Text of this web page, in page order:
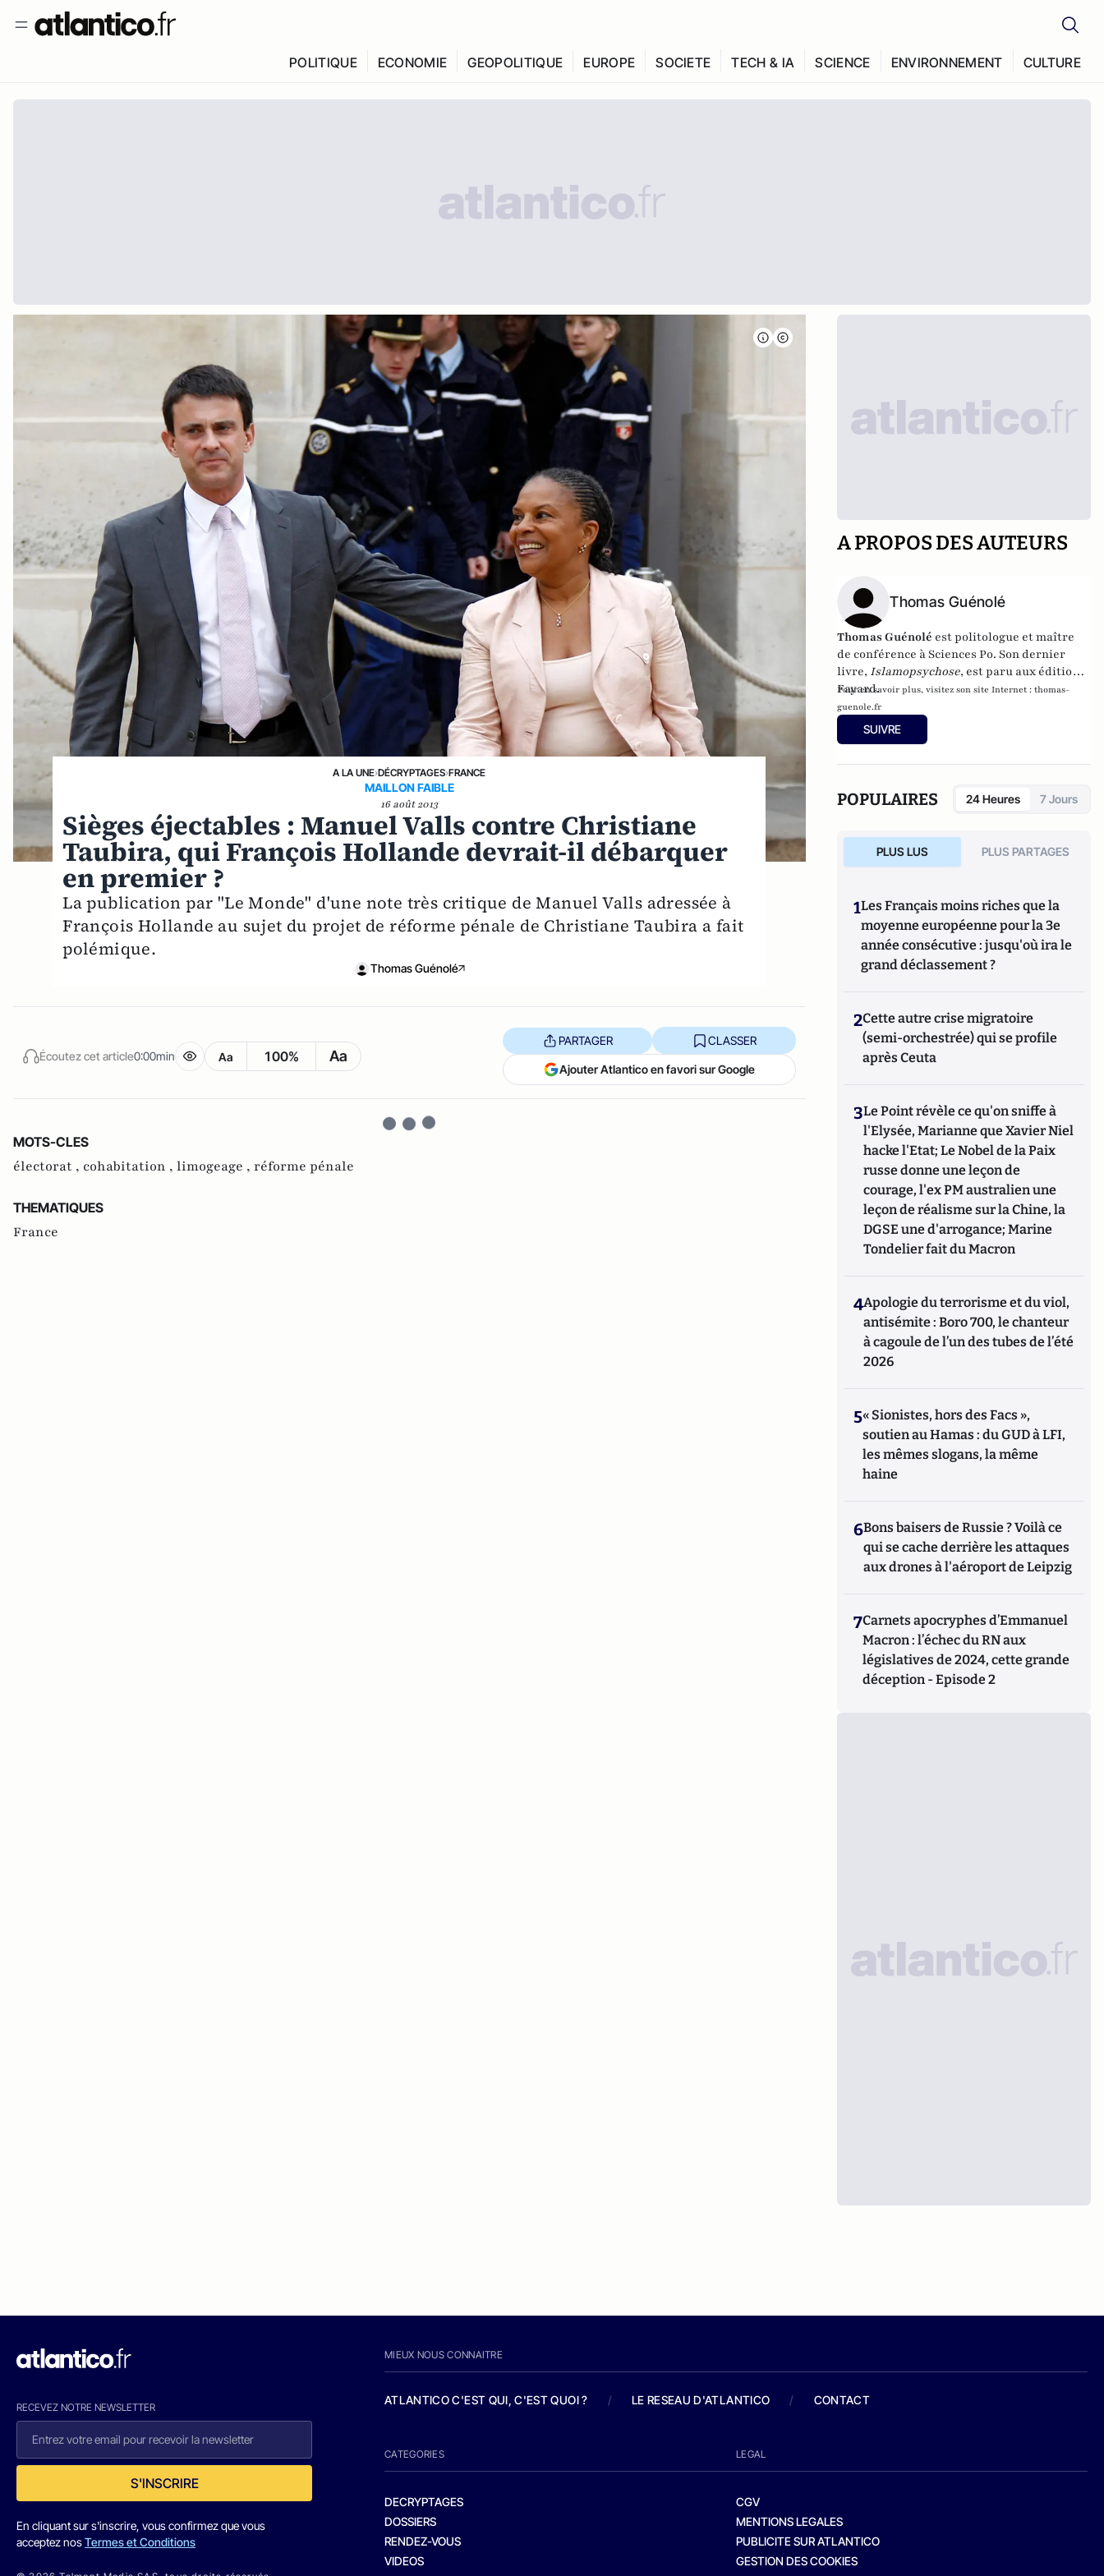
POLITIQUE ECONOMIE GEOPOLITIQUE EUROPE SOCIETE TECH & IA SCIENCE ENVIRONNEMENT CULTURE
A LA UNE›DÉCRYPTAGES›FRANCE
MAILLON FAIBLE
16 août 2013
Sièges éjectables : Manuel Valls contre Christiane
Taubira, qui François Hollande devrait-il débarquer
en premier ?
La publication par "Le Monde" d'une note très critique de Manuel Valls adressée à
François Hollande au sujet du projet de réforme pénale de Christiane Taubira a fait
polémique.
Thomas Guénolé
Écoutez cet article0:00min Aa 100% Aa
PARTAGER CLASSER
Ajouter Atlantico en favori sur Google
MOTS-CLES
électorat , cohabitation , limogeage , réforme pénale
THEMATIQUES
France
A PROPOS DES AUTEURS
Thomas Guénolé
Thomas Guénolé est politologue et maître
de conférence à Sciences Po. Son dernier
livre, Islamopsychose, est paru aux éditions
Fayard.
Pour en savoir plus, visitez son site Internet :thomas-
guenole.fr
SUIVRE
POPULAIRES 24 Heures 7 Jours
PLUS LUS PLUS PARTAGES
1Les Français moins riches que la
moyenne européenne pour la 3e
année consécutive : jusqu'où ira le
grand déclassement ?
2Cette autre crise migratoire
(semi-orchestrée) qui se profile
après Ceuta
3Le Point révèle ce qu'on sniffe à
l'Elysée, Marianne que Xavier Niel
hacke l'Etat; Le Nobel de la Paix
russe donne une leçon de
courage, l'ex PM australien une
leçon de réalisme sur la Chine, la
DGSE une d'arrogance; Marine
Tondelier fait du Macron
4Apologie du terrorisme et du viol,
antisémite : Boro 700, le chanteur
à cagoule de l’un des tubes de l’été
2026
5« Sionistes, hors des Facs »,
soutien au Hamas : du GUD à LFI,
les mêmes slogans, la même
haine
6Bons baisers de Russie ? Voilà ce
qui se cache derrière les attaques
aux drones à l'aéroport de Leipzig
7Carnets apocryphes d’Emmanuel
Macron : l’échec du RN aux
législatives de 2024, cette grande
déception - Episode 2
RECEVEZ NOTRE NEWSLETTER
S'INSCRIRE
En cliquant sur s'inscrire, vous confirmez que vous
acceptez nosTermes et Conditions
MIEUX NOUS CONNAITRE
ATLANTICO C'EST QUI, C'EST QUOI ? / LE RESEAU D'ATLANTICO / CONTACT
CATEGORIES
DECRYPTAGES
DOSSIERS
RENDEZ-VOUS
VIDEOS
LEGAL
CGV
MENTIONS LEGALES
PUBLICITE SUR ATLANTICO
GESTION DES COOKIES